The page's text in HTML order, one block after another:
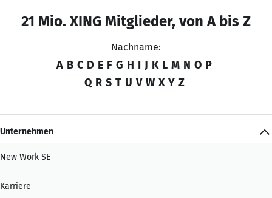
21 Mio. XING Mitglieder, von A bis Z
Nachname:
A B C D E F G H I J K L M N O P
Q R S T U V W X Y Z
Unternehmen
New Work SE
Karriere